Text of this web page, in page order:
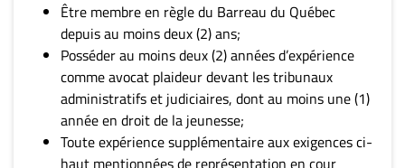
Être membre en règle du Barreau du Québec
depuis au moins deux (2) ans;
Posséder au moins deux (2) années d’expérience
comme avocat plaideur devant les tribunaux
administratifs et judiciaires, dont au moins une (1)
année en droit de la jeunesse;
Toute expérience supplémentaire aux exigences ci-
haut mentionnées de représentation en cour